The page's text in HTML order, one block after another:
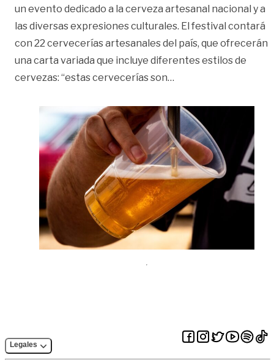
un evento dedicado a la cerveza artesanal nacional y a
las diversas expresiones culturales. El festival contará
con 22 cervecerías artesanales del país, que ofrecerán
una carta variada que incluye diferentes estilos de
cervezas: “estas cervecerías son…
Legales